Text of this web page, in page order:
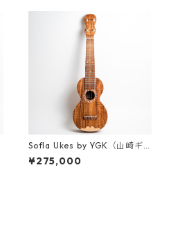
Sofla Ukes by YGK（山崎ギ
ター工房）#457 ハワイアンコ
ア ソプラノウクレレ
¥275,000